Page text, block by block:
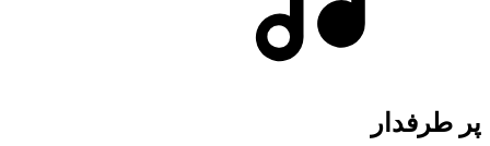
پر طرفدار